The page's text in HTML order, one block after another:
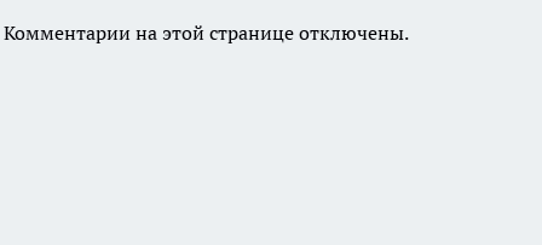
Комментарии на этой странице отключены.